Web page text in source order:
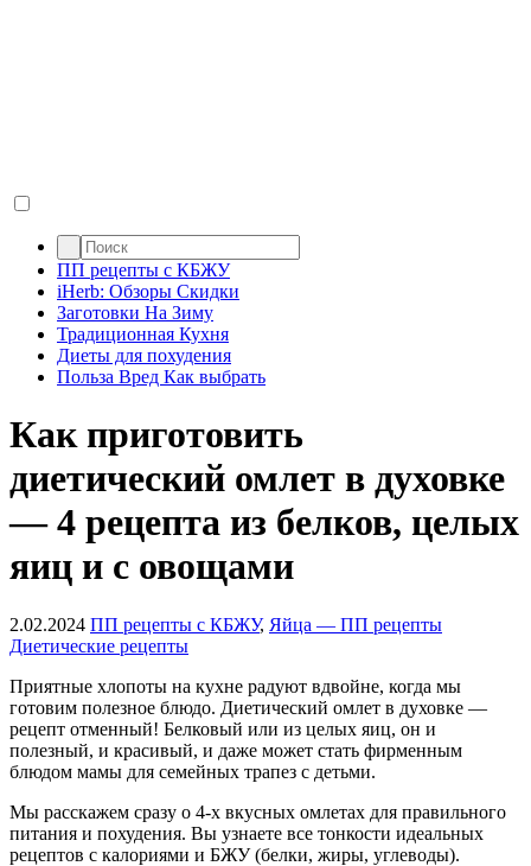
ПП рецепты с КБЖУ
iHerb: Обзоры Скидки
Заготовки На Зиму
Традиционная Кухня
Диеты для похудения
Польза Вред Как выбрать
Как приготовить
диетический омлет в духовке
— 4 рецепта из белков, целых
яиц и с овощами
2.02.2024 ПП рецепты с КБЖУ, Яйца — ПП рецепты
Диетические рецепты
Приятные хлопоты на кухне радуют вдвойне, когда мы
готовим полезное блюдо. Диетический омлет в духовке —
рецепт отменный! Белковый или из целых яиц, он и
полезный, и красивый, и даже может стать фирменным
блюдом мамы для семейных трапез с детьми.
Мы расскажем сразу о 4-х вкусных омлетах для правильного
питания и похудения. Вы узнаете все тонкости идеальных
рецептов с калориями и БЖУ (белки, жиры, углеводы).